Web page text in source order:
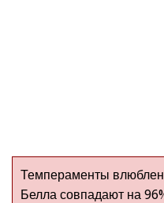
Темпераменты
Белла совпадают на